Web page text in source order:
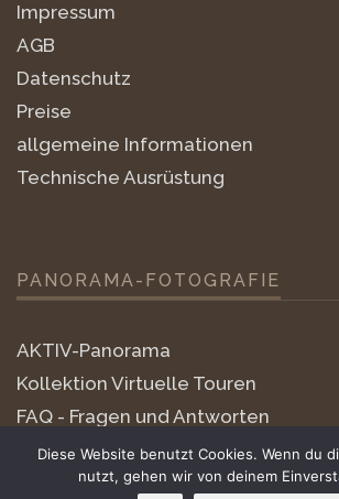
Impressum
AGB
Datenschutz
Preise
allgemeine Informationen
Technische Ausrüstung
PANORAMA-FOTOGRAFIE
AKTIV-Panorama
Kollektion Virtuelle Touren
FAQ - Fragen und Antworten
little-planets
Diese Website benutzt Cookies. Wenn du
nutzt, gehen wir von deinem